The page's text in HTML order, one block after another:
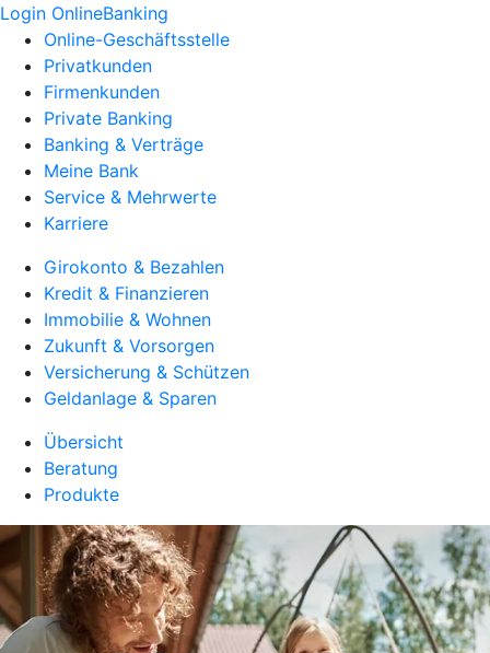
Login OnlineBanking
Online-Geschäftsstelle
Privatkunden
Firmenkunden
Private Banking
Banking & Verträge
Meine Bank
Service & Mehrwerte
Karriere
Girokonto & Bezahlen
Kredit & Finanzieren
Immobilie & Wohnen
Zukunft & Vorsorgen
Versicherung & Schützen
Geldanlage & Sparen
Übersicht
Beratung
Produkte